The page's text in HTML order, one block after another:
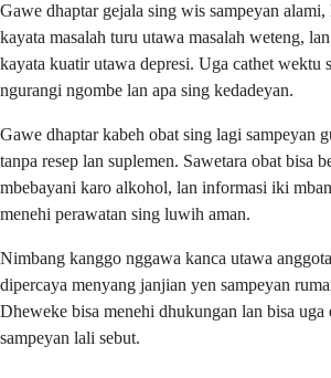
Gawe dhaptar gejala sing wis sampeyan
kayata masalah turu utawa masalah weteng,
kayata kuatir utawa depresi. Uga cathet wektu
ngurangi ngombe lan apa sing kedadeyan.
Gawe dhaptar kabeh obat sing lagi sampeyan
tanpa resep lan suplemen. Sawetara obat bisa
mbebayani karo alkohol, lan informasi iki
menehi perawatan sing luwih aman.
Nimbang kanggo nggawa kanca utawa
dipercaya menyang janjian yen sampeyan
Dheweke bisa menehi dhukungan lan bisa
sampeyan lali sebut.